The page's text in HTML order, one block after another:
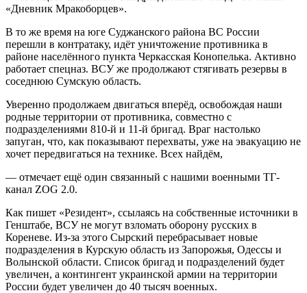
«Дневник Мракоборцев».
В то же время на юге Суджанского района ВС России
перешли в контратаку, идёт уничтожение противника в
районе населённого пункта Черкасская Конопелька. Активно
работает спецназ. ВСУ же продолжают стягивать резервы в
соседнюю Сумскую область.
Уверенно продолжаем двигаться вперёд, освобождая наши
родные территории от противника, совместно с
подразделениями 810-й и 11-й бригад. Враг настолько
запуган, что, как показывают перехваты, уже на эвакуацию не
хочет передвигаться на технике. Всех найдём,
— отмечает ещё один связанный с нашими военными ТГ-
канал ZOG 2.0.
Как пишет «Резидент», ссылаясь на собственные источники в
Генштабе, ВСУ не могут взломать оборону русских в
Кореневе. Из-за этого Сырский перебрасывает новые
подразделения в Курскую область из Запорожья, Одессы и
Волынской области. Список бригад и подразделений будет
увеличен, а контингент украинской армии на территории
России будет увеличен до 40 тысяч военных.